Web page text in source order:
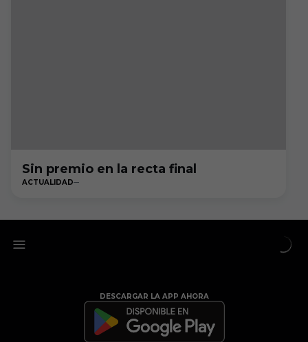
Sin premio en la recta final
ACTUALIDAD
DESCARGAR LA APP AHORA